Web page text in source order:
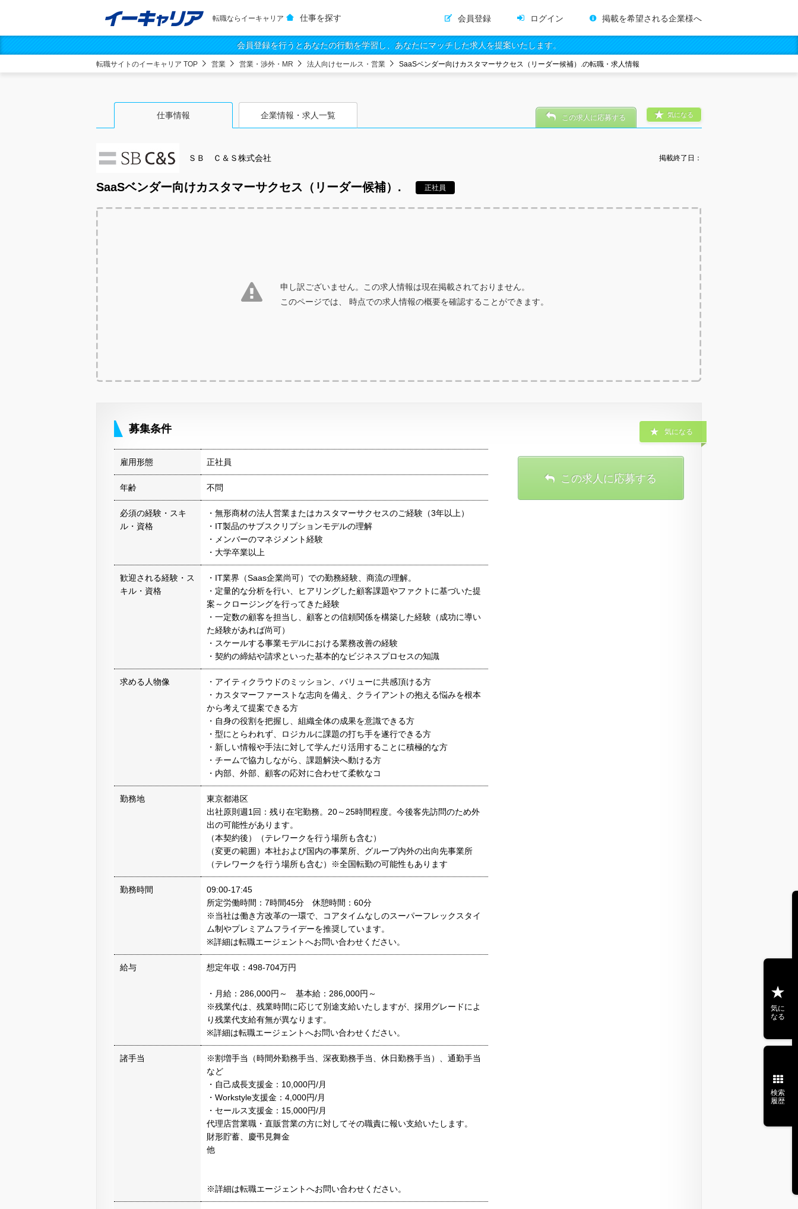
転職ならイーキャリア 仕事を探す 会員登録 ログイン 掲載を希望される企業様へ
会員登録を行うとあなたの行動を学習し、あなたにマッチした求人を提案いたします。
転職サイトのイーキャリア TOP 営業 営業・渉外・MR 法人向けセールス・営業 SaaSベンダー向けカスタマーサクセス（リーダー候補）.の転職・求人情報
仕事情報 企業情報・求人一覧
ＳＢ Ｃ＆Ｓ株式会社 掲載終了日：
SaaSベンダー向けカスタマーサクセス（リーダー候補）. 正社員
気になる
この求人に応募する
申し訳ございません。この求人情報は現在掲載されておりません。
このページでは、 時点での求人情報の概要を確認することができます。
募集条件
雇用形態 正社員
年齢 不問
必須の経験・スキ
ル・資格
・無形商材の法人営業またはカスタマーサクセスのご経験（3年以上）
・IT製品のサブスクリプションモデルの理解
・メンバーのマネジメント経験
・大学卒業以上
歓迎される経験・ス
キル・資格
・IT業界（Saas企業尚可）での勤務経験、商流の理解。
・定量的な分析を行い、ヒアリングした顧客課題やファクトに基づいた提
案～クロージングを行ってきた経験
・一定数の顧客を担当し、顧客との信頼関係を構築した経験（成功に導い
た経験があれば尚可）
・スケールする事業モデルにおける業務改善の経験
・契約の締結や請求といった基本的なビジネスプロセスの知識
求める人物像
・アイティクラウドのミッション、バリューに共感頂ける方
・カスタマーファーストな志向を備え、クライアントの抱える悩みを根本
から考えて提案できる方
・自身の役割を把握し、組織全体の成果を意識できる方
・型にとらわれず、ロジカルに課題の打ち手を遂行できる方
・新しい情報や手法に対して学んだり活用することに積極的な方
・チームで協力しながら、課題解決へ動ける方
・内部、外部、顧客の応対に合わせて柔軟なコ
勤務地
東京都港区
出社原則週1回：残り在宅勤務。20～25時間程度。今後客先訪問のため外
出の可能性があります。
（本契約後）（テレワークを行う場所も含む）
（変更の範囲）本社および国内の事業所、グループ内外の出向先事業所
（テレワークを行う場所も含む）※全国転勤の可能性もあります
勤務時間
09:00-17:45
所定労働時間：7時間45分 休憩時間：60分
※当社は働き方改革の一環で、コアタイムなしのスーパーフレックスタイ
ム制やプレミアムフライデーを推奨しています。
※詳細は転職エージェントへお問い合わせください。
給与 想定年収：498-704万円
・月給：286,000円～ 基本給：286,000円～
※残業代は、残業時間に応じて別途支給いたしますが、採用グレードによ
り残業代支給有無が異なります。
※詳細は転職エージェントへお問い合わせください。
諸手当
※割増手当（時間外勤務手当、深夜勤務手当、休日勤務手当）、通勤手当
など
・自己成長支援金：10,000円/月
・Workstyle支援金：4,000円/月
・セールス支援金：15,000円/月
代理店営業職・直販営業の方に対してその職責に報い支給いたします。
財形貯蓄、慶弔見舞金
他
※詳細は転職エージェントへお問い合わせください。
気になる
この求人に応募する
気に
なる
検索
履歴